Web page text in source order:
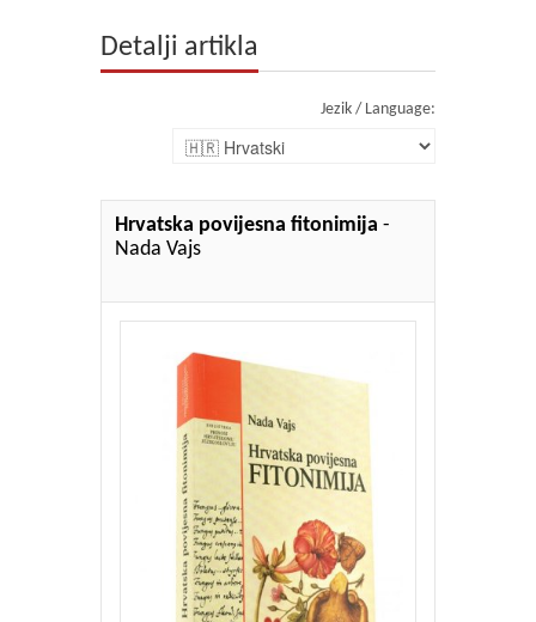
Detalji artikla
Jezik / Language:
Hrvatska povijesna fitonimija -
Nada Vajs